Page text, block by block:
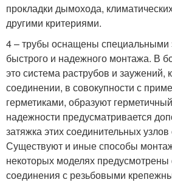
прокладки дымохода,
другими критериями.
4 – трубы оснащены специальными
быстрого и надежного монтажа. В
это система раструбов и заужений,
соединении, в совокупности с
герметиками, образуют
надежности предусматривается
затяжка этих соединительных
Существуют и иные способы
некоторых моделях
соединения с резьбовыми